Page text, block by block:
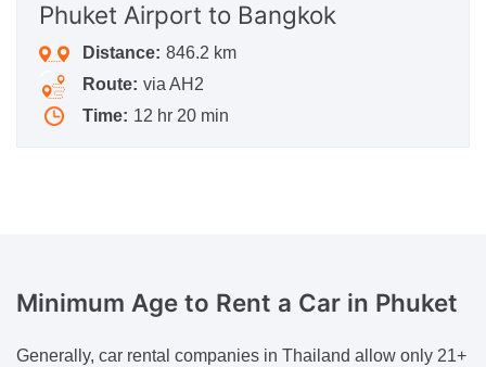
Phuket Airport to Bangkok
Distance: 846.2 km
Route: via AH2
Time: 12 hr 20 min
Minimum Age to Rent a Car in Phuket
Generally, car rental companies in Thailand allow only 21+